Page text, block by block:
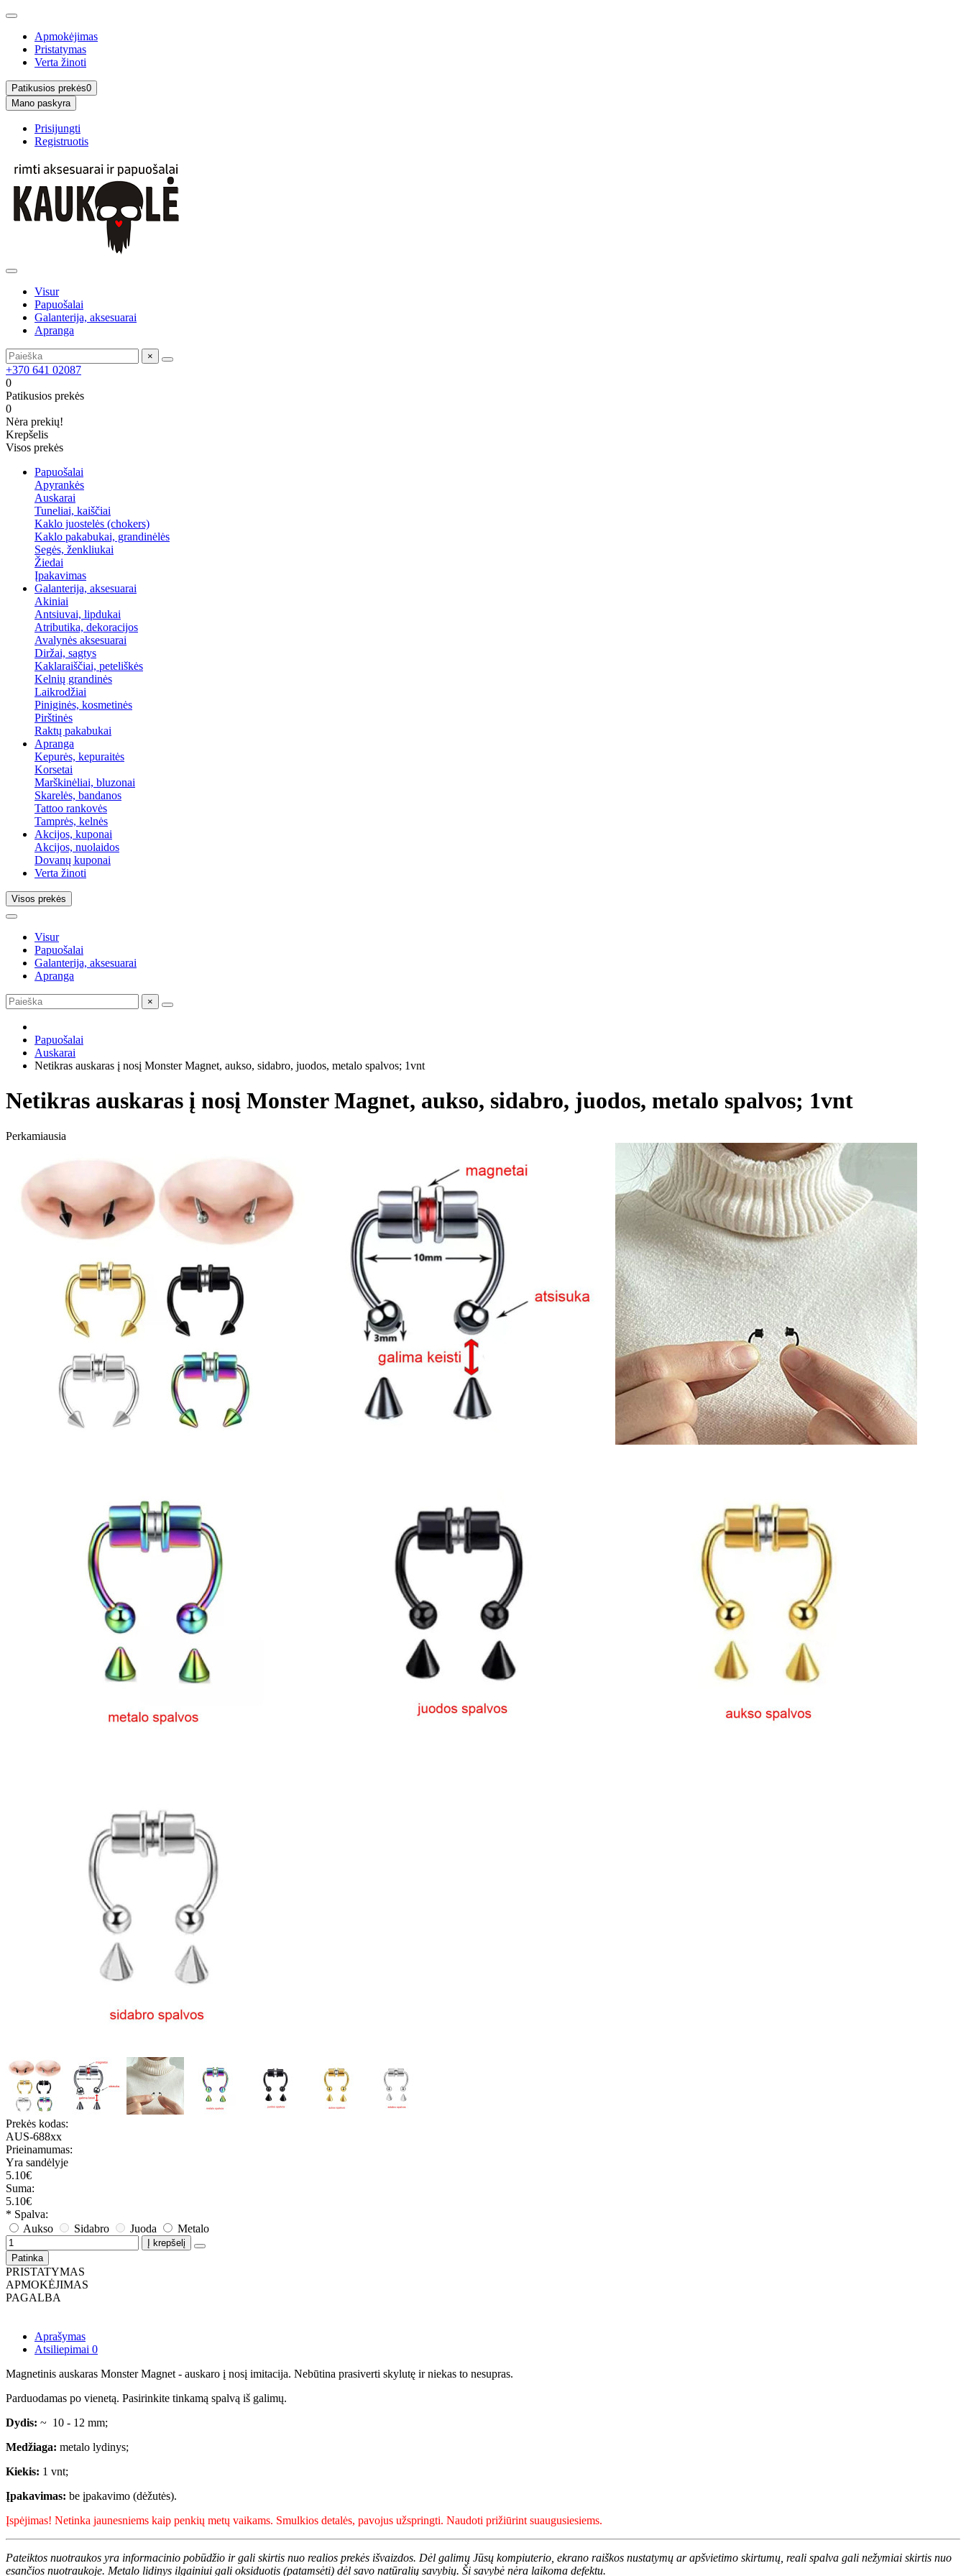
Apmokėjimas
Pristatymas
Verta žinoti
Patikusios prekės0
Mano paskyra
Prisijungti
Registruotis
Visur
Papuošalai
Galanterija, aksesuarai
Apranga
×
+370 641 02087
0
Patikusios prekės
0
Nėra prekių!
Krepšelis
Visos prekės
Papuošalai
Apyrankės
Auskarai
Tuneliai, kaiščiai
Kaklo juostelės (chokers)
Kaklo pakabukai, grandinėlės
Segės, ženkliukai
Žiedai
Įpakavimas
Galanterija, aksesuarai
Akiniai
Antsiuvai, lipdukai
Atributika, dekoracijos
Avalynės aksesuarai
Diržai, sagtys
Kaklaraiščiai, peteliškės
Kelnių grandinės
Laikrodžiai
Piniginės, kosmetinės
Pirštinės
Raktų pakabukai
Apranga
Kepurės, kepuraitės
Korsetai
Marškinėliai, bluzonai
Skarelės, bandanos
Tattoo rankovės
Tamprės, kelnės
Akcijos, kuponai
Akcijos, nuolaidos
Dovanų kuponai
Verta žinoti
Visos prekės
Visur
Papuošalai
Galanterija, aksesuarai
Apranga
×
Papuošalai
Auskarai
Netikras auskaras į nosį Monster Magnet, aukso, sidabro, juodos, metalo spalvos; 1vnt
Netikras auskaras į nosį Monster Magnet, aukso, sidabro, juodos, metalo spalvos; 1vnt
Perkamiausia
Prekės kodas:
AUS-688xx
Prieinamumas:
Yra sandėlyje
5.10€
Suma:
5.10€
* Spalva:
Aukso
Sidabro Juoda Metalo
Į krepšelį
Patinka
PRISTATYMAS
APMOKĖJIMAS
PAGALBA
Aprašymas
Atsiliepimai 0
Magnetinis auskaras Monster Magnet - auskaro į nosį imitacija. Nebūtina prasiverti skylutę ir niekas to nesupras.
Parduodamas po vienetą. Pasirinkite tinkamą spalvą iš galimų.
Dydis: ~ 10 - 12 mm;
Medžiaga: metalo lydinys;
Kiekis: 1 vnt;
Įpakavimas: be įpakavimo (dėžutės).
Įspėjimas! Netinka jaunesniems kaip penkių metų vaikams. Smulkios detalės, pavojus užspringti. Naudoti prižiūrint suaugusiesiems.
Pateiktos nuotraukos yra informacinio pobūdžio ir gali skirtis nuo realios prekės išvaizdos. Dėl galimų Jūsų kompiuterio, ekrano raiškos nustatymų ar apšvietimo skirtumų, reali spalva gali nežymiai skirtis nuo
esančios nuotraukoje. Metalo lidinys ilgainiui gali oksiduotis (patamsėti) dėl savo natūralių savybių. Ši savybė nėra laikoma defektu.